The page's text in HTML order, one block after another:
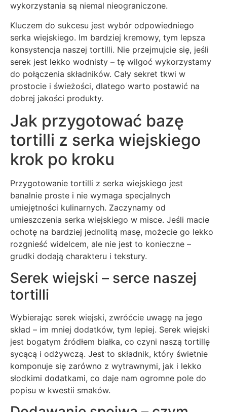
wykorzystania są niemal nieograniczone.
Kluczem do sukcesu jest wybór odpowiedniego
serka wiejskiego. Im bardziej kremowy, tym lepsza
konsystencja naszej tortilli. Nie przejmujcie się, jeśli
serek jest lekko wodnisty – tę wilgoć wykorzystamy
do połączenia składników. Cały sekret tkwi w
prostocie i świeżości, dlatego warto postawić na
dobrej jakości produkty.
Jak przygotować bazę
tortilli z serka wiejskiego
krok po kroku
Przygotowanie tortilli z serka wiejskiego jest
banalnie proste i nie wymaga specjalnych
umiejętności kulinarnych. Zaczynamy od
umieszczenia serka wiejskiego w misce. Jeśli macie
ochotę na bardziej jednolitą masę, możecie go lekko
rozgnieść widelcem, ale nie jest to konieczne –
grudki dodają charakteru i tekstury.
Serek wiejski – serce naszej
tortilli
Wybierając serek wiejski, zwróćcie uwagę na jego
skład – im mniej dodatków, tym lepiej. Serek wiejski
jest bogatym źródłem białka, co czyni naszą tortillę
sycącą i odżywczą. Jest to składnik, który świetnie
komponuje się zarówno z wytrawnymi, jak i lekko
słodkimi dodatkami, co daje nam ogromne pole do
popisu w kwestii smaków.